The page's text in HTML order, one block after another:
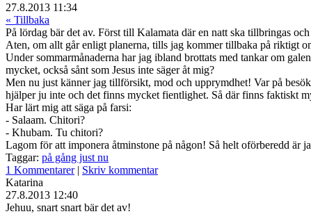
27.8.2013 11:34
« Tillbaka
På lördag bär det av. Först till Kalamata där en natt ska tillbringas
Aten, om allt går enligt planerna, tills jag kommer tillbaka på riktigt
Under sommarmånaderna har jag ibland brottats med tankar om
mycket, också sånt som Jesus inte säger åt mig?
Men nu just känner jag tillförsikt, mod och upprymdhet! Var på
hjälper ju inte och det finns mycket fientlighet. Så där finns faktiskt
Har lärt mig att säga på farsi:
- Salaam. Chitori?
- Khubam. Tu chitori?
Lagom för att imponera åtminstone på någon! Så helt oförberedd är
Taggar: på gång just nu
1 Kommentarer| Skriv kommentar
Katarina
27.8.2013 12:40
Jehuu, snart snart bär det av!